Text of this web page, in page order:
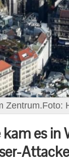
Zentrum.Foto:
es in